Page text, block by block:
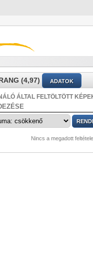
(4,97) ADATOK
ÁLTAL FELTÖLTÖTT
Nincs a megadott